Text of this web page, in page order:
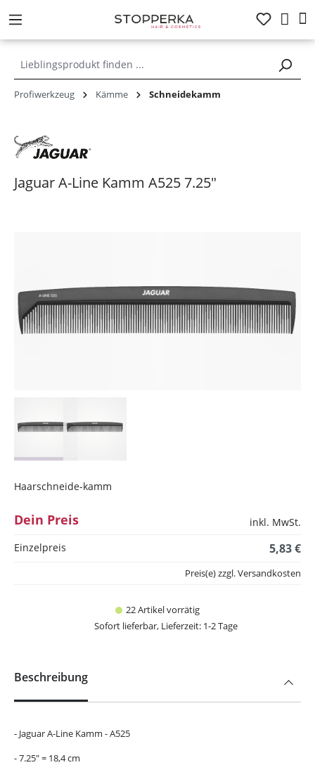
springen
Profiwerkzeug Kämme Schneidekamm
Jaguar A-Line Kamm A525 7.25"
Haarschneide-kamm
Dein Preis
inkl. MwSt.
Einzelpreis
5,83 €
22 Artikel vorrätig
Sofort lieferbar, Lieferzeit: 1-2 Tage
Preis(e) zzgl. Versandkosten
Beschreibung
- Jaguar A-Line Kamm - A525
- 7.25" = 18,4 cm